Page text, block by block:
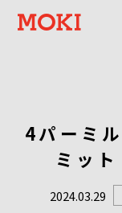
4パーミ
ミッ
2024.03.29